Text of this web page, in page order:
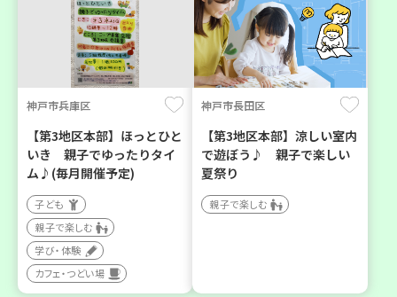
神戸市兵庫区
【第3地区本部】ほっとひと
いき 親子でゆったりタイ
ム♪(毎月開催予定)
子ども
親子で楽しむ
学び・体験
カフェ・つどい場
神戸市長田区
【第3地区本部】涼しい室内
で遊ぼう♪ 親子で楽しい
夏祭り
親子で楽しむ